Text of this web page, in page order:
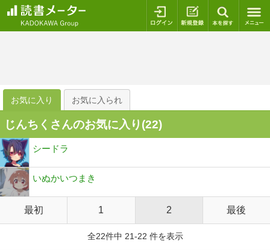
ログイン 新規登録
お気に入り お気に入られ
じんちくさんのお気に入り(22)
シードラ
いぬかいつまき
最初 1 2 最後
全22件中 21-22 件を表示